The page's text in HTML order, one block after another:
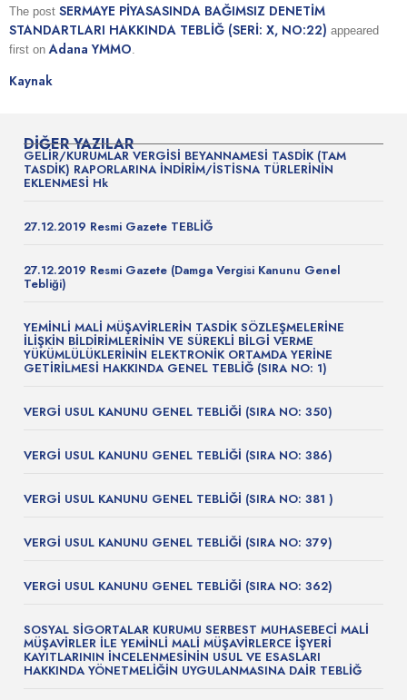
DIĞER YAZILAR
GELİR/KURUMLAR VERGİSİ BEYANNAMESİ TASDİK (TAM
TASDİK) RAPORLARINA İNDİRİM/İSTİSNA TÜRLERİNİN
EKLENMESİ Hk
27.12.2019 Resmi Gazete TEBLİĞ
27.12.2019 Resmi Gazete (Damga Vergisi Kanunu Genel
Tebliği)
YEMİNLİ MALİ MÜŞAVİRLERİN TASDİK SÖZLEŞMELERİNE
İLİŞKİN BİLDİRİMLERİNİN VE SÜREKLİ BİLGİ VERME
YÜKÜMLÜLÜKLERİNİN ELEKTRONİK ORTAMDA YERİNE
GETİRİLMESİ HAKKINDA GENEL TEBLİĞ (SIRA NO: 1)
VERGİ USUL KANUNU GENEL TEBLİĞİ (SIRA NO: 350)
VERGİ USUL KANUNU GENEL TEBLİĞİ (SIRA NO: 386)
VERGİ USUL KANUNU GENEL TEBLİĞİ (SIRA NO: 381 )
VERGİ USUL KANUNU GENEL TEBLİĞİ (SIRA NO: 379)
VERGİ USUL KANUNU GENEL TEBLİĞİ (SIRA NO: 362)
SOSYAL SİGORTALAR KURUMU SERBEST MUHASEBECİ MALİ
MÜŞAVİRLER İLE YEMİNLİ MALİ MÜŞAVİRLERCE İŞYERİ
KAYITLARININ İNCELENMESİNİN USUL VE ESASLARI
HAKKINDA YÖNETMELİĞİN UYGULANMASINA DAİR TEBLİĞ
The post SERMAYE PİYASASINDA BAĞIMSIZ DENETİM
STANDARTLARI HAKKINDA TEBLİĞ (SERİ: X, NO:22) appeared
first on Adana YMMO
Kaynak